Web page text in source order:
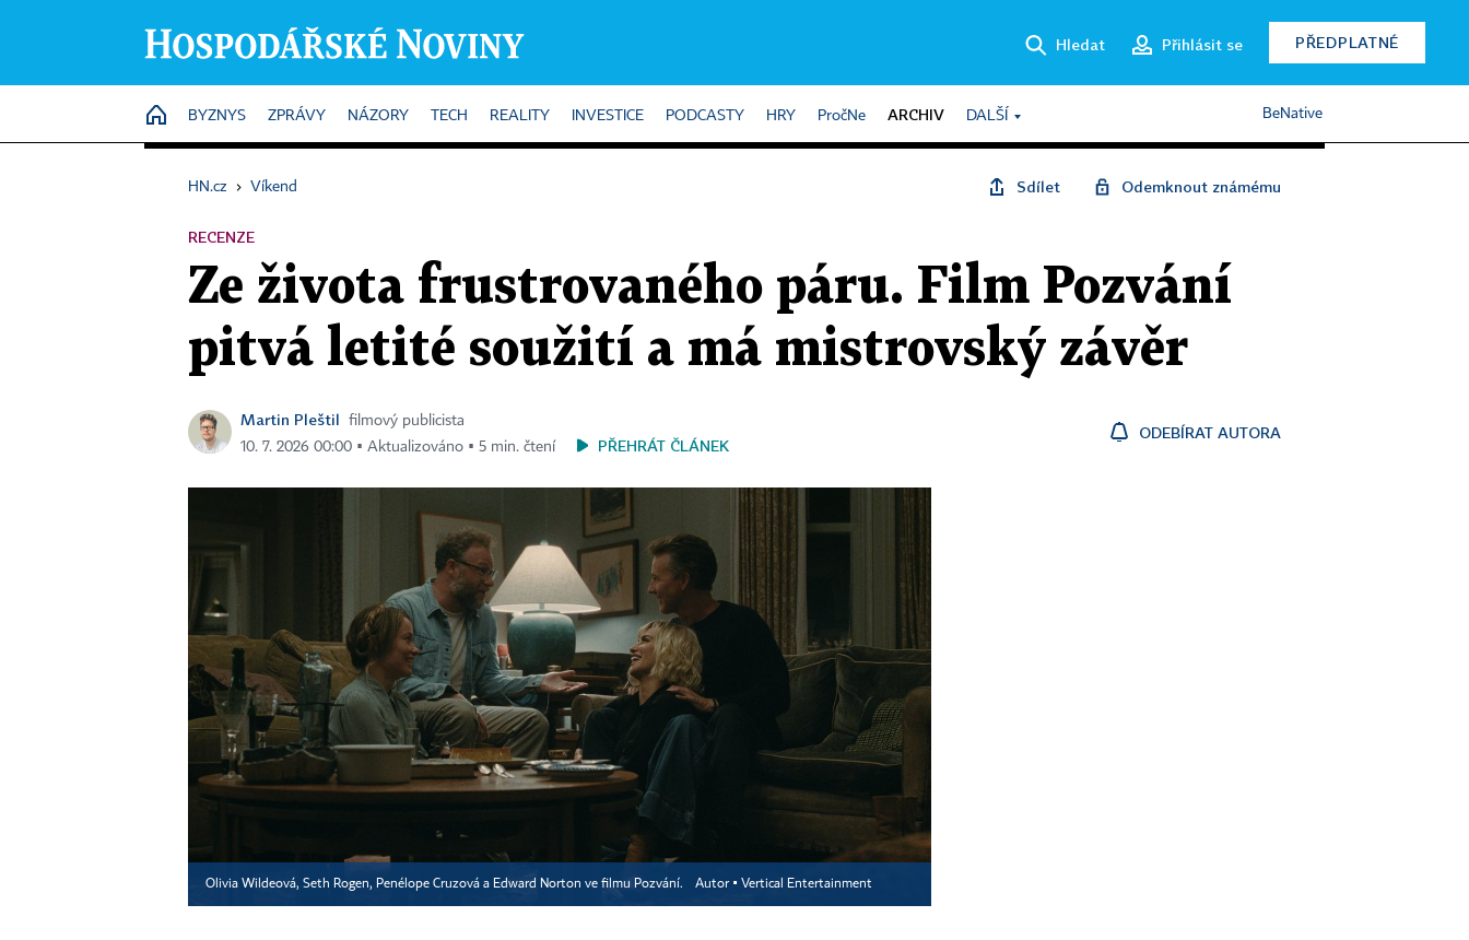
Hledat Přihlásit se PŘEDPLATNÉ
HOME
BYZNYS ZPRÁVY NÁZORY TECH REALITY INVESTICE PODCASTY HRY PročNe ARCHIV DALŠÍ BeNative
HN.cz › Víkend Sdílet Odemknout známému
RECENZE
Ze života frustrovaného páru. Film Pozvání
pitvá letité soužití a má mistrovský závěr
Martin Pleštil
filmový publicista
10. 7. 2026 00:00 ▪ Aktualizováno ▪ 5 min. čtení
PŘEHRÁT ČLÁNEK
ODEBÍRAT AUTORA
Olivia Wildeová, Seth Rogen, Penélope Cruzová a Edward Norton ve filmu Pozvání. Autor ▪ Vertical Entertainment